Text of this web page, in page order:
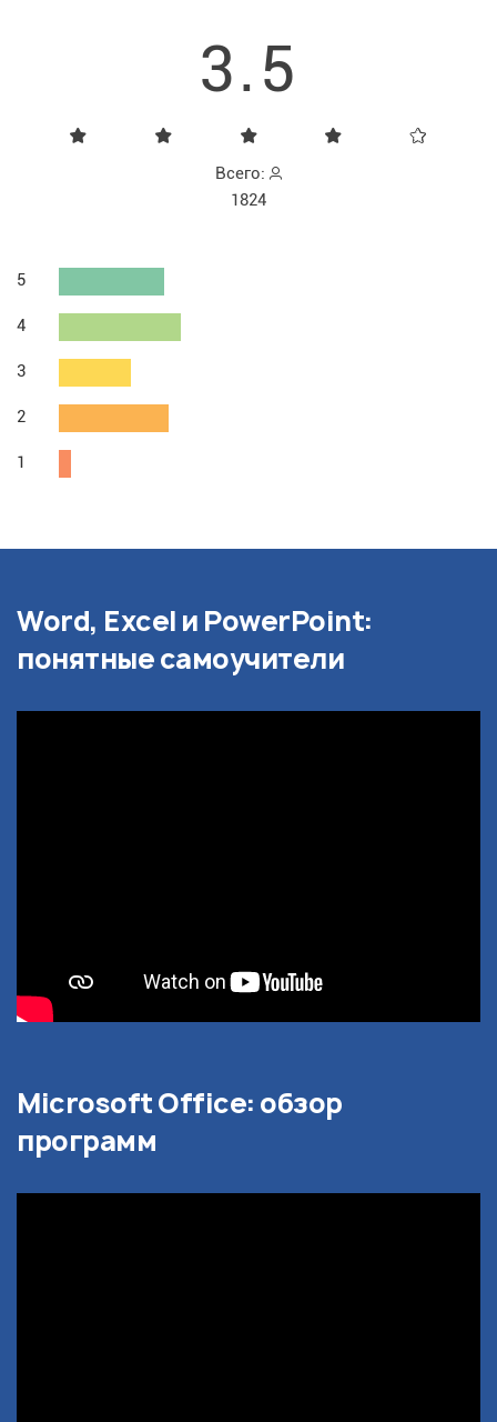
3.5
Всего:
1824
5
4
3
2
1
Word, Excel и PowerPoint:
понятные самоучители
Microsoft Office: обзор
программ